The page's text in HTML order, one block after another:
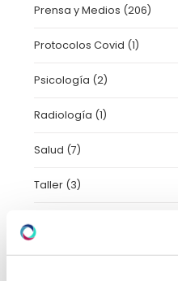
Prensa y Medios (206)
Protocolos Covid (1)
Psicología (2)
Radiología (1)
Salud (7)
Taller (3)
Tratamientos(11)